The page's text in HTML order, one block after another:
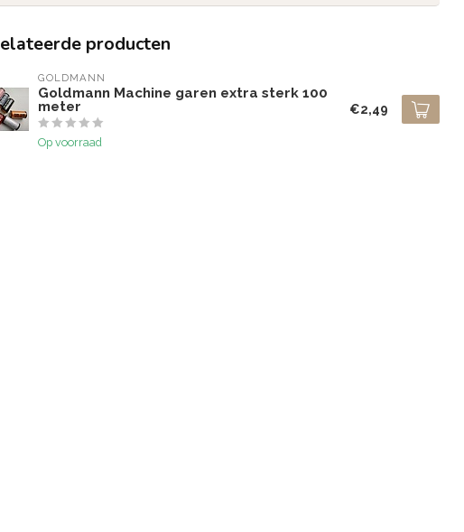
producten
GOLDMANN
Goldmann Machine garen extra sterk 100
meter
Op voorraad
€2,49